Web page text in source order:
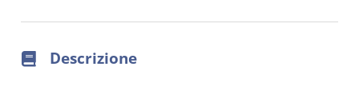
Descrizione